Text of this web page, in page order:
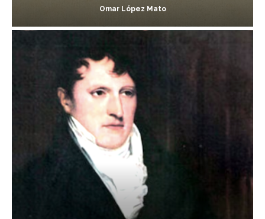
Omar López Mato